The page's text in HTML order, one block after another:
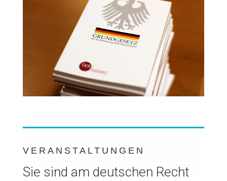
VERANSTALTUNGEN
Sie sind am deutschen Recht